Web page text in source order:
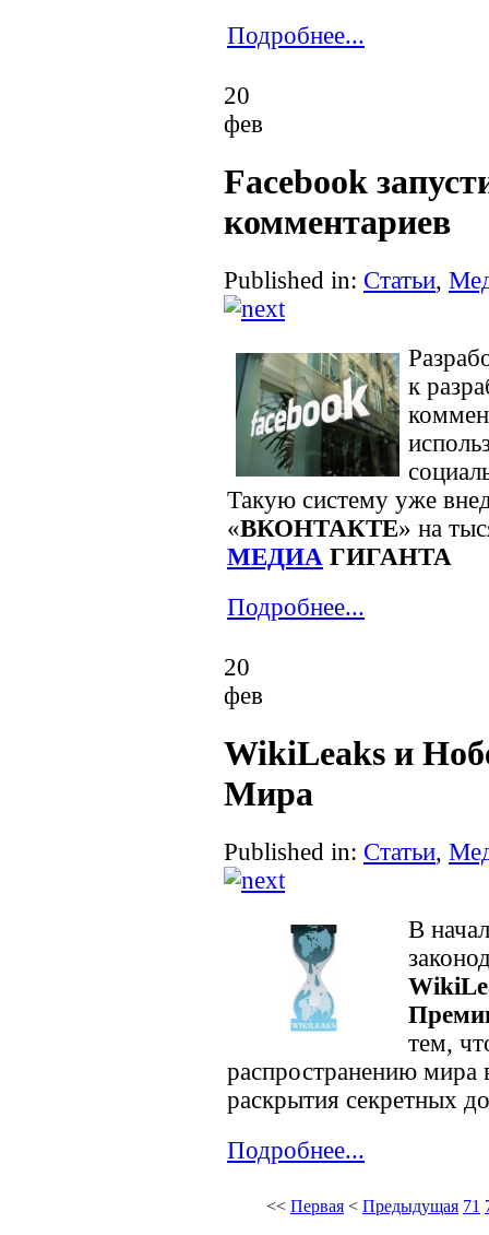
Подробнее...
20
фев
Facebook
комментариев
Published in: Статьи,
к
Такую систему уже
«ВКОНТАКТЕ» на
МЕДИА ГИГАНТА
Подробнее...
20
фев
WikiLeaks и
Мира
Published in: Статьи,
В
тем,
распространению мира
раскрытия секретных
Подробнее...
<< Первая < Предыдущая 71